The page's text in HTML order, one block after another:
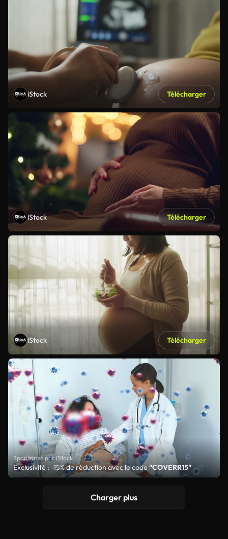
iStock Télécharger
iStock Télécharger
iStock Télécharger
Sponsorisé par iStock
Exclusivité : -15% de réduction avec le code"COVERR15"
Charger plus